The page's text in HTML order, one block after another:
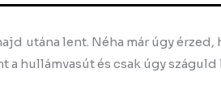
utána lent. Néha már úgy
a hullámvasút és csak úgy száguld